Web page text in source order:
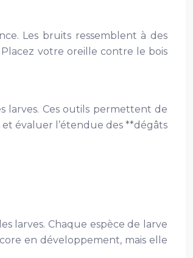
Les bruits ressemblent à des
votre oreille contre le bois
larves. Ces outils permettent de
évaluer l’étendue des **dégâts
larves. Chaque espèce de larve
en développement, mais elle